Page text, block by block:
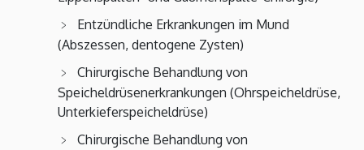
Entzündliche Erkrankungen im Mund
(Abszessen, dentogene Zysten)
Chirurgische Behandlung von
Speicheldrüsenerkrankungen (Ohrspeicheldrüse,
Unterkieferspeicheldrüse)
Chirurgische Behandlung von